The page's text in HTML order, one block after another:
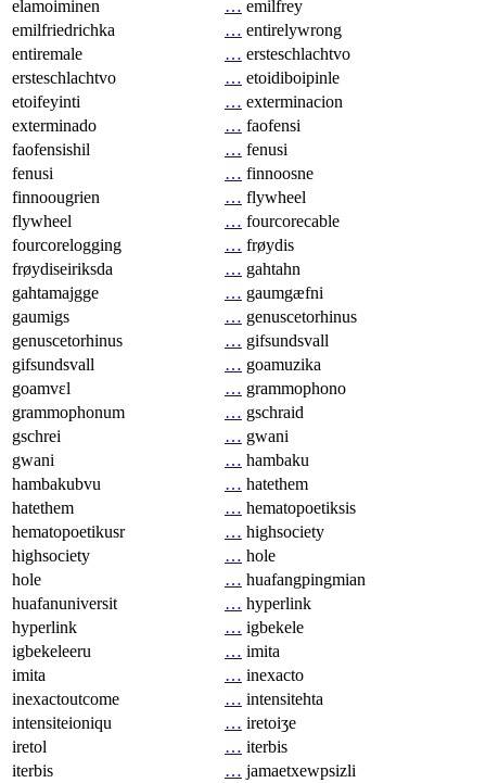
elamoiminen
… emilfrey
emilfriedrichka
… entirelywrong
entiremale
… ersteschlachtvo
ersteschlachtvo
… etoidiboipinle
etoifeyinti
… exterminacion
exterminado
… faofensi
faofensishil
… fenusi
fenusi
… finnoosne
finnoougrien
… flywheel
flywheel
… fourcorecable
fourcorelogging
… frøydis
frøydiseiriksda
… gahtahn
gahtamajgge
… gaumgæfni
gaumigs
… genuscetorhinus
genuscetorhinus
… gifsundsvall
gifsundsvall
… goamuzika
goamvɛl
… grammophono
grammophonum
… gschraid
gschrei
… gwani
gwani
… hambaku
hambakubvu
… hatethem
hatethem
… hematopoetiksis
hematopoetikusr
… highsociety
highsociety
… hole
hole
… huafangpingmian
huafanuniversit
… hyperlink
hyperlink
… igbekele
igbekeleeru
… imita
imita
… inexacto
inexactoutcome
… intensitehta
intensiteioniqu
… iretoiʒe
iretol
… iterbis
iterbis
… jamaetxewpsizli